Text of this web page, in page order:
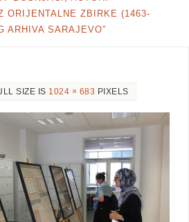
ORIJENTALNE ZBIRKE (1463-
ARHIVA SARAJEVO”
SIZE IS 1024 × 683 PIXELS